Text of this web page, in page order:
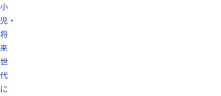
小
児・
将
来
世
代
に